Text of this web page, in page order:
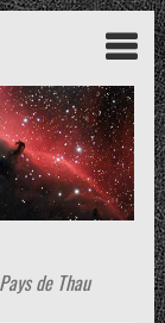
de Thau